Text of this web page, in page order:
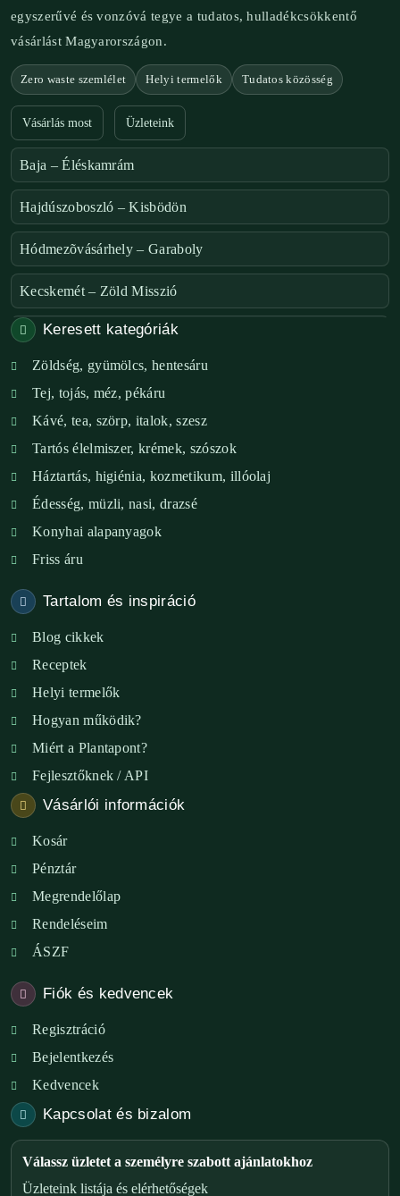
egyszerűvé és vonzóvá tegye a tudatos, hulladékcsökkentő
vásárlást Magyarországon.
Zero waste szemlélet Helyi termelők Tudatos közösség
Vásárlás most Üzleteink
Baja – Éléskamrám
Hajdúszoboszló – Kisbödön
Hódmezõvásárhely – Garaboly
Kecskemét – Zöld Misszió
Székesfehérvár – Zöld Sarok
Verőce – Miegymás
XI. ker. – Lemérem
XIX. ker. – Boldog Föld
XVIII. ker. – Eni Mag-ház
XXIII. ker. – Panelpék
Keresett kategóriák
Zöldség, gyümölcs, hentesáru
Tej, tojás, méz, pékáru
Kávé, tea, szörp, italok, szesz
Tartós élelmiszer, krémek, szószok
Háztartás, higiénia, kozmetikum, illóolaj
Édesség, müzli, nasi, drazsé
Konyhai alapanyagok
Friss áru
Tartalom és inspiráció
Blog cikkek
Receptek
Helyi termelők
Hogyan működik?
Miért a Plantapont?
Fejlesztőknek / API
Vásárlói információk
Kosár
Pénztár
Megrendelőlap
Rendeléseim
ÁSZF
Fiók és kedvencek
Regisztráció
Bejelentkezés
Kedvencek
Kapcsolat és bizalom
Válassz üzletet a személyre szabott ajánlatokhoz
Üzleteink listája és elérhetőségek